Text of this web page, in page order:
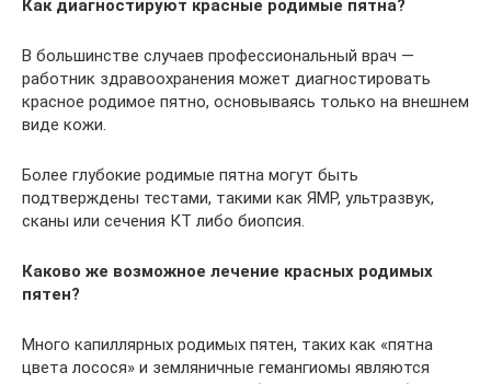
Как диагностируют красные родимые пятна?
В большинстве случаев профессиональный врач —
работник здравоохранения может диагностировать
красное родимое пятно, основываясь только на внешнем
виде кожи.
Более глубокие родимые пятна могут быть
подтверждены тестами, такими как ЯМР, ультразвук,
сканы или сечения КТ либо биопсия.
Каково же возможное лечение красных родимых
пятен?
Много капиллярных родимых пятен, таких как «пятна
цвета лосося» и земляничные гемангиомы являются